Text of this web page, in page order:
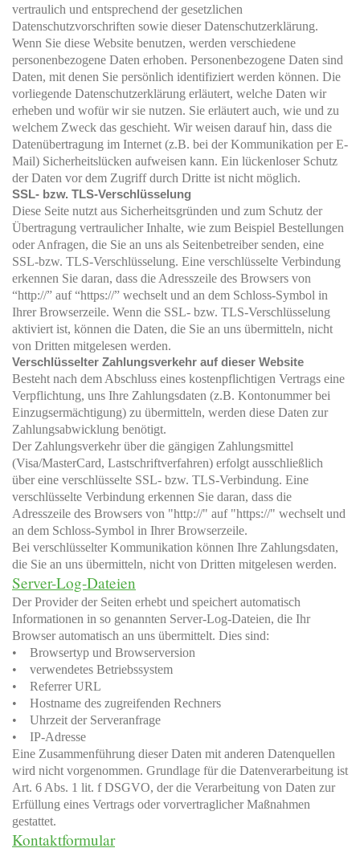
vertraulich und entsprechend der gesetzlichen
Datenschutzvorschriften sowie dieser Datenschutzerklärung.
Wenn Sie diese Website benutzen, werden verschiedene
personenbezogene Daten erhoben. Personenbezogene Daten sind
Daten, mit denen Sie persönlich identifiziert werden können. Die
vorliegende Datenschutzerklärung erläutert, welche Daten wir
erheben und wofür wir sie nutzen. Sie erläutert auch, wie und zu
welchem Zweck das geschieht. Wir weisen darauf hin, dass die
Datenübertragung im Internet (z.B. bei der Kommunikation per E-
Mail) Sicherheitslücken aufweisen kann. Ein lückenloser Schutz
der Daten vor dem Zugriff durch Dritte ist nicht möglich.
SSL- bzw. TLS-Verschlüsselung
Diese Seite nutzt aus Sicherheitsgründen und zum Schutz der
Übertragung vertraulicher Inhalte, wie zum Beispiel Bestellungen
oder Anfragen, die Sie an uns als Seitenbetreiber senden, eine
SSL-bzw. TLS-Verschlüsselung. Eine verschlüsselte Verbindung
erkennen Sie daran, dass die Adresszeile des Browsers von
“http://” auf “https://” wechselt und an dem Schloss-Symbol in
Ihrer Browserzeile. Wenn die SSL- bzw. TLS-Verschlüsselung
aktiviert ist, können die Daten, die Sie an uns übermitteln, nicht
von Dritten mitgelesen werden.
Verschlüsselter Zahlungsverkehr auf dieser Website
Besteht nach dem Abschluss eines kostenpflichtigen Vertrags eine
Verpflichtung, uns Ihre Zahlungsdaten (z.B. Kontonummer bei
Einzugsermächtigung) zu übermitteln, werden diese Daten zur
Zahlungsabwicklung benötigt.
Der Zahlungsverkehr über die gängigen Zahlungsmittel
(Visa/MasterCard, Lastschriftverfahren) erfolgt ausschließlich
über eine verschlüsselte SSL- bzw. TLS-Verbindung. Eine
verschlüsselte Verbindung erkennen Sie daran, dass die
Adresszeile des Browsers von "http://" auf "https://" wechselt und
an dem Schloss-Symbol in Ihrer Browserzeile.
Bei verschlüsselter Kommunikation können Ihre Zahlungsdaten,
die Sie an uns übermitteln, nicht von Dritten mitgelesen werden.
Server-Log-Dateien
Der Provider der Seiten erhebt und speichert automatisch
Informationen in so genannten Server-Log-Dateien, die Ihr
Browser automatisch an uns übermittelt. Dies sind:
• Browsertyp und Browserversion
• verwendetes Betriebssystem
• Referrer URL
• Hostname des zugreifenden Rechners
• Uhrzeit der Serveranfrage
• IP-Adresse
Eine Zusammenführung dieser Daten mit anderen Datenquellen
wird nicht vorgenommen. Grundlage für die Datenverarbeitung ist
Art. 6 Abs. 1 lit. f DSGVO, der die Verarbeitung von Daten zur
Erfüllung eines Vertrags oder vorvertraglicher Maßnahmen
gestattet.
Kontaktformular